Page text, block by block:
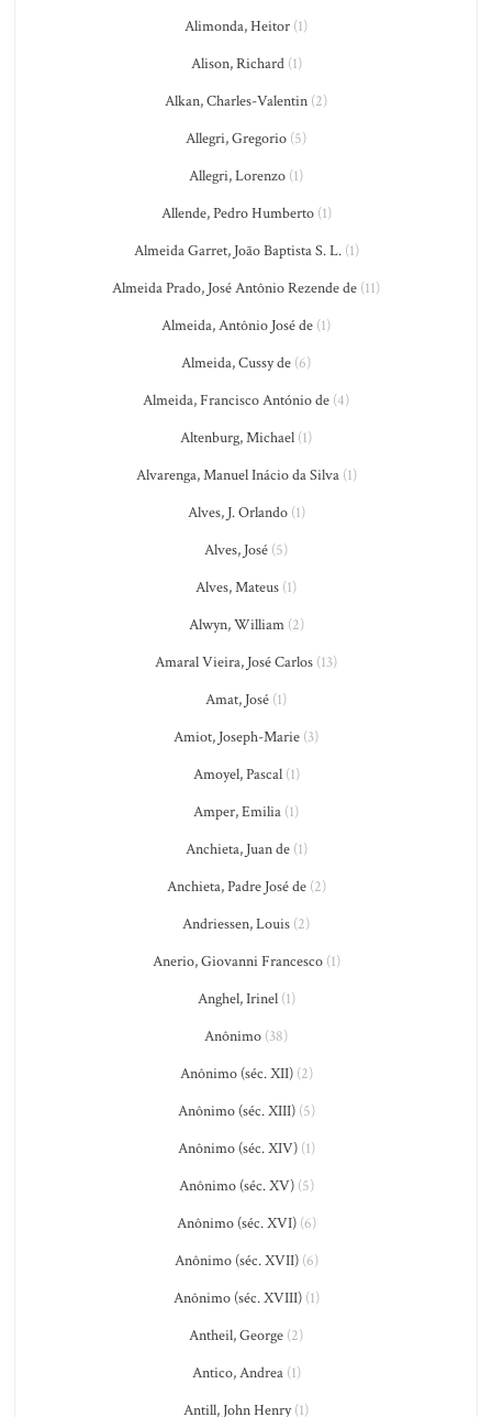
Alimonda, Heitor (1)
Alison, Richard(1)
Alkan, Charles-Valentin (2)
Allegri, Gregorio (5)
Allegri, Lorenzo (1)
Allende, Pedro Humberto(1)
Almeida Garret, João Baptista S. L.(1)
Almeida Prado, José Antônio Rezende de (11)
Almeida, Antônio José de (1)
Almeida, Cussy de (6)
Almeida, Francisco António de (4)
Altenburg, Michael (1)
Alvarenga, Manuel Inácio da Silva(1)
Alves, J. Orlando(1)
Alves, José (5)
Alves, Mateus (1)
Alwyn, William(2)
Amaral Vieira, José Carlos (13)
Amat, José (1)
Amiot, Joseph-Marie (3)
Amoyel, Pascal(1)
Amper, Emilia (1)
Anchieta, Juan de(1)
Anchieta, Padre José de(2)
Andriessen, Louis (2)
Anerio, Giovanni Francesco(1)
Anghel, Irinel(1)
Anônimo (38)
Anônimo (séc. XII)(2)
Anônimo (séc. XIII)(5)
Anônimo (séc. XIV)(1)
Anônimo (séc. XV)(5)
Anônimo (séc. XVI)(6)
Anônimo (séc. XVII)(6)
Anônimo (séc. XVIII)(1)
Antheil, George (2)
Antico, Andrea(1)
Antill, John Henry(1)